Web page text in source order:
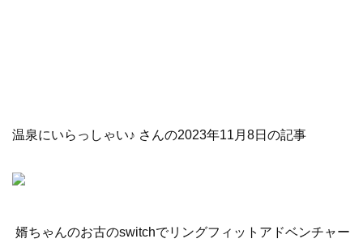
温泉にいらっしゃい♪ さんの2023年11月8日の記事
婿ちゃんのお古のswitchでリングフィットアドベンチャー